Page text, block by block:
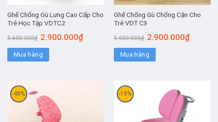
Ghế Chống Gù Lưng Cao Cấp Cho
Trẻ Học Tập VDTC2
5.600.000₫ 2.900.000₫
Mua hàng
Ghế Chống Gù Chống Cận Cho
Trẻ VDT C3
5.600.000₫ 2.900.000₫
Mua hàng
-48% -19%